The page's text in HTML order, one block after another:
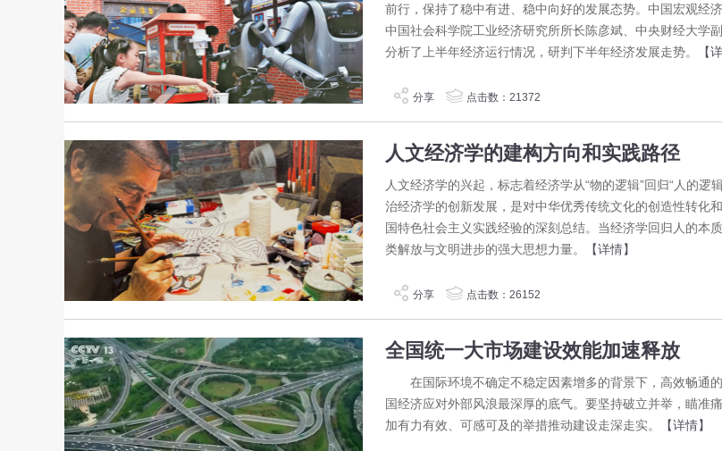
前行，保持了稳中有进、稳中向好的发展态势。中国宏观经
中国社会科学院工业经济研究所所长陈彦斌、中央财经大学
分析了上半年经济运行情况，研判下半年经济发展走势。
【
分享 点击数：21372
人文经济学的建构方向和实践路径
人文经济学的兴起，标志着经济学从“物的逻辑”回归“人的逻
治经济学的创新发展，是对中华优秀传统文化的创造性转化
国特色社会主义实践经验的深刻总结。当经济学回归人的本
类解放与文明进步的强大思想力量。
【详情】
分享 点击数：26152
全国统一大市场建设效能加速释放
在国际环境不确定不稳定因素增多的背景下，高效畅通
国经济应对外部风浪最深厚的底气。要坚持破立并举，瞄准
加有力有效、可感可及的举措推动建设走深走实。
【详情】